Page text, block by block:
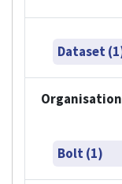
Dataset
Organisation
Bolt (1)